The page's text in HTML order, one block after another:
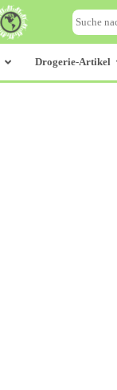
Drogerie-Artikel